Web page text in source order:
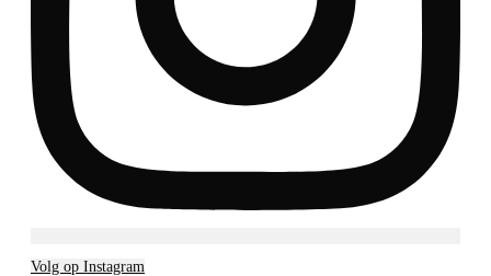
Volg op Instagram